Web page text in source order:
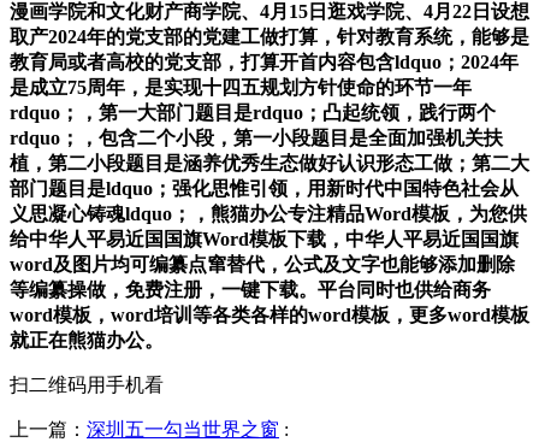
漫画学院和文化财产商学院、4月15日逛戏学院、4月22日设想
取产2024年的党支部的党建工做打算，针对教育系统，能够是
教育局或者高校的党支部，打算开首内容包含ldquo；2024年
是成立75周年，是实现十四五规划方针使命的环节一年
rdquo；，第一大部门题目是rdquo；凸起统领，践行两个
rdquo；，包含二个小段，第一小段题目是全面加强机关扶
植，第二小段题目是涵养优秀生态做好认识形态工做；第二大
部门题目是ldquo；强化思惟引领，用新时代中国特色社会从
义思凝心铸魂ldquo；，熊猫办公专注精品Word模板，为您供
给中华人平易近国国旗Word模板下载，中华人平易近国国旗
word及图片均可编纂点窜替代，公式及文字也能够添加删除
等编纂操做，免费注册，一键下载。平台同时也供给商务
word模板，word培训等各类各样的word模板，更多word模板
就正在熊猫办公。
扫二维码用手机看
上一篇： 深圳五一勾当世界之窗 :